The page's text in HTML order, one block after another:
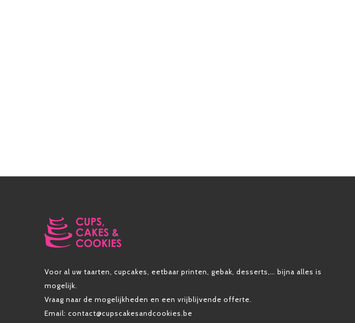
Voor al uw taarten, cupcakes, eetbaar printen, gebak, desserts,… bijna alles is
mogelijk.
Vraag naar de mogelijkheden en een vrijblijvende offerte.
Email: contact@cupscakesandcookies.be